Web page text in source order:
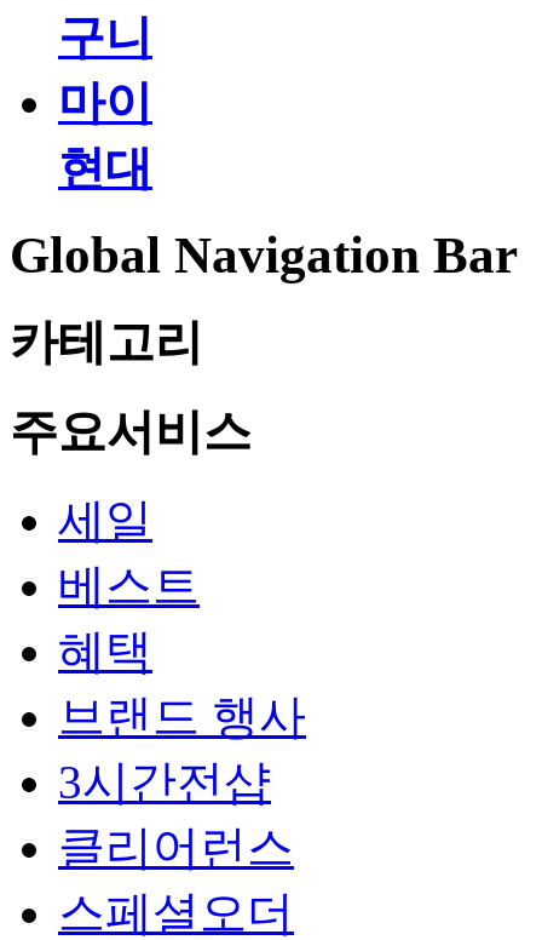
구니
마이
현대
Global Navigation Bar
카테고리
주요서비스
세일
베스트
혜택
브랜드 행사
3시간전샵
클리어런스
스페셜오더